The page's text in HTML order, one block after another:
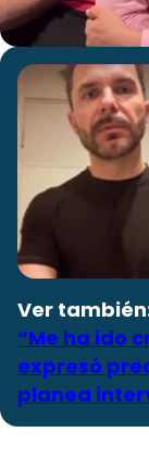
Ver
“Me ha ido
expresó
planea